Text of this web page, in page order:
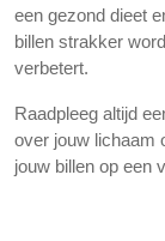
een gezond dieet
billen strakker
verbetert.
Raadpleeg altijd
over jouw lichaam
jouw billen op een